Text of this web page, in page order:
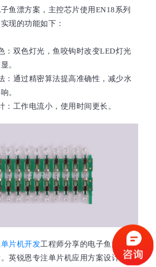
鱼漂方案，主控芯片使用EN18系列
现的功能如下：
：双色灯光，鱼咬钩时改变LED灯光
。
：通过精密算法提高准确性，减少水
。
：工作电流小，使用时间更长。
单片机开发工程师分享的电子鱼漂方案
英锐恩专注单片机应用方案设计与开